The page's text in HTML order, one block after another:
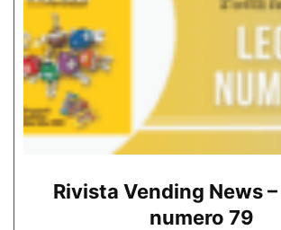
Rivista Vending News
numero 79